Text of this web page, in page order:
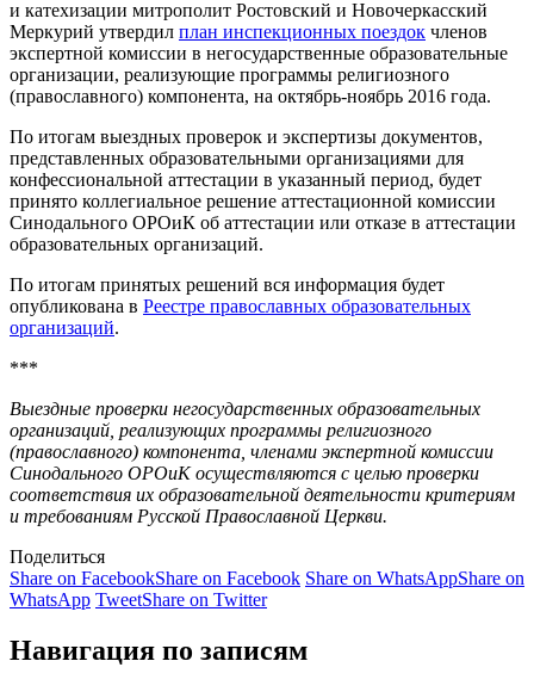
и катехизации митрополит Ростовский и Новочеркасский
Меркурий утвердил план инспекционных поездок членов
экспертной комиссии в негосударственные образовательные
организации, реализующие программы религиозного
(православного) компонента, на октябрь-ноябрь 2016 года.
По итогам выездных проверок и экспертизы документов,
представленных образовательными организациями для
конфессиональной аттестации в указанный период, будет
принято коллегиальное решение аттестационной комиссии
Синодального ОРОиК об аттестации или отказе в аттестации
образовательных организаций.
По итогам принятых решений вся информация будет
опубликована в Реестре православных образовательных
организаций.
***
Выездные проверки негосударственных образовательных
организаций, реализующих программы религиозного
(православного) компонента, членами экспертной комиссии
Синодального ОРОиК осуществляются с целью проверки
соответствия их образовательной деятельности критериям
и требованиям Русской Православной Церкви.
Поделиться
Share on FacebookShare on Facebook Share on WhatsAppShare on
WhatsApp TweetShare on Twitter
Навигация по записям